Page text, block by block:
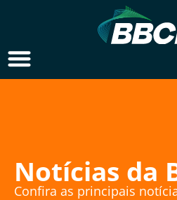
Notícias da
Confira as principais